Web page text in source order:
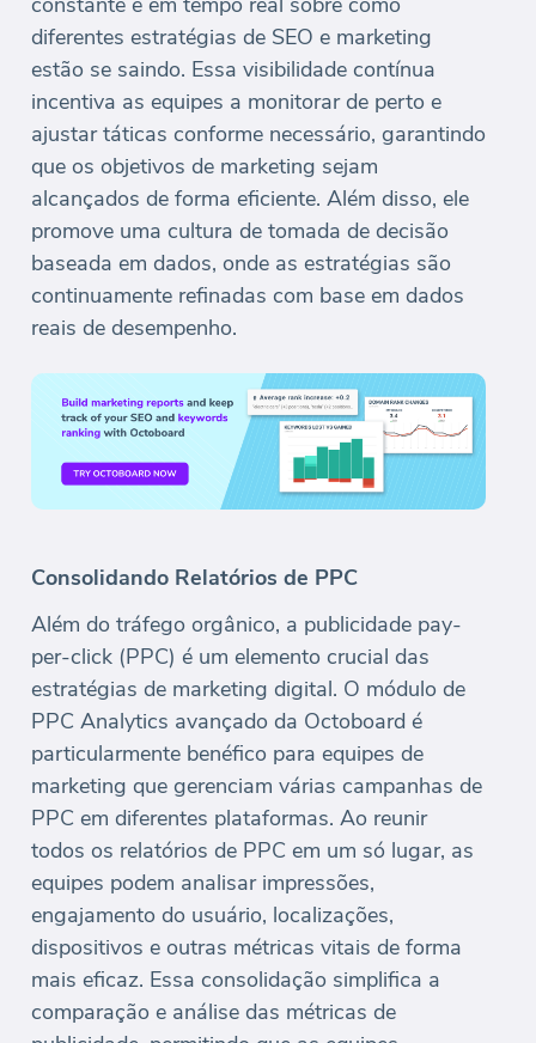
diferentes estratégias de SEO e marketing
estão se saindo. Essa visibilidade contínua
incentiva as equipes a monitorar de perto e
ajustar táticas conforme necessário, garantindo
que os objetivos de marketing sejam
alcançados de forma eficiente. Além disso, ele
promove uma cultura de tomada de decisão
baseada em dados, onde as estratégias são
continuamente refinadas com base em dados
reais de desempenho.
Consolidando Relatórios de PPC
Além do tráfego orgânico, a publicidade pay-
per-click (PPC) é um elemento crucial das
estratégias de marketing digital. O módulo de
PPC Analytics avançado da Octoboard é
particularmente benéfico para equipes de
marketing que gerenciam várias campanhas de
PPC em diferentes plataformas. Ao reunir
todos os relatórios de PPC em um só lugar, as
equipes podem analisar impressões,
engajamento do usuário, localizações,
dispositivos e outras métricas vitais de forma
mais eficaz. Essa consolidação simplifica a
comparação e análise das métricas de